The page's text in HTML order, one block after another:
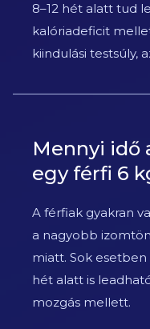
8–12 hét alatt tud
kalóriadeficit
kiindulási testsúly,
Mennyi idő
egy férfi 6
A férfiak gyakran
a nagyobb
miatt. Sok esetben
hét alatt is
mozgás mellett.